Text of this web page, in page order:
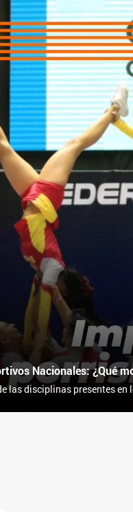
Nacionales: ¿Qué
las disciplinas presentes
deportistas: ¿Qué los